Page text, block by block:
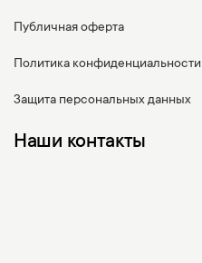
Публичная оферта
Политика конфиденциальности
Защита персональных данных
Наши контакты